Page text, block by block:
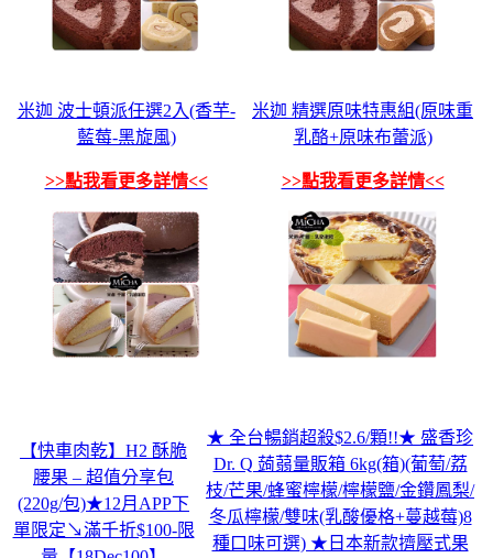
米迦 波士頓派任選2入(香芋-
藍莓-黑旋風)
>>點我看更多詳情<<
米迦 精選原味特惠組(原味重
乳酪+原味布蕾派)
>>點我看更多詳情<<
【快車肉乾】H2 酥脆
腰果 – 超值分享包
(220g/包)★12月APP下
單限定↘滿千折$100-限
★ 全台暢銷超殺$2.6/顆!!★ 盛香珍
Dr. Q 蒟蒻量販箱 6kg(箱)(葡萄/荔
枝/芒果/蜂蜜檸檬/檸檬鹽/金鑽鳳梨/
冬瓜檸檬/雙味(乳酸優格+蔓越莓)8
種口味可選) ★日本新款擠壓式果